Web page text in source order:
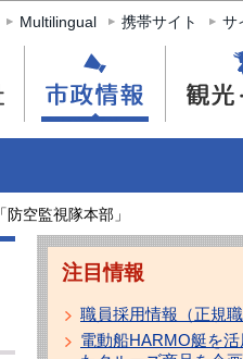
Multilingual 携帯サイト サ
「防空監視隊本部」
注目情報
職員採用情報（正規職
電動船HARMO艇を活